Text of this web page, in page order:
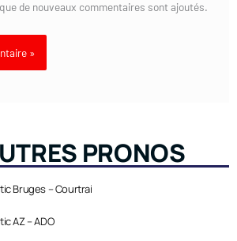
de nouveaux commentaires sont ajoutés.
PRONOS
Bruges – Courtrai
AZ – ADO